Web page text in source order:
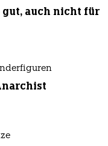
auch nicht für